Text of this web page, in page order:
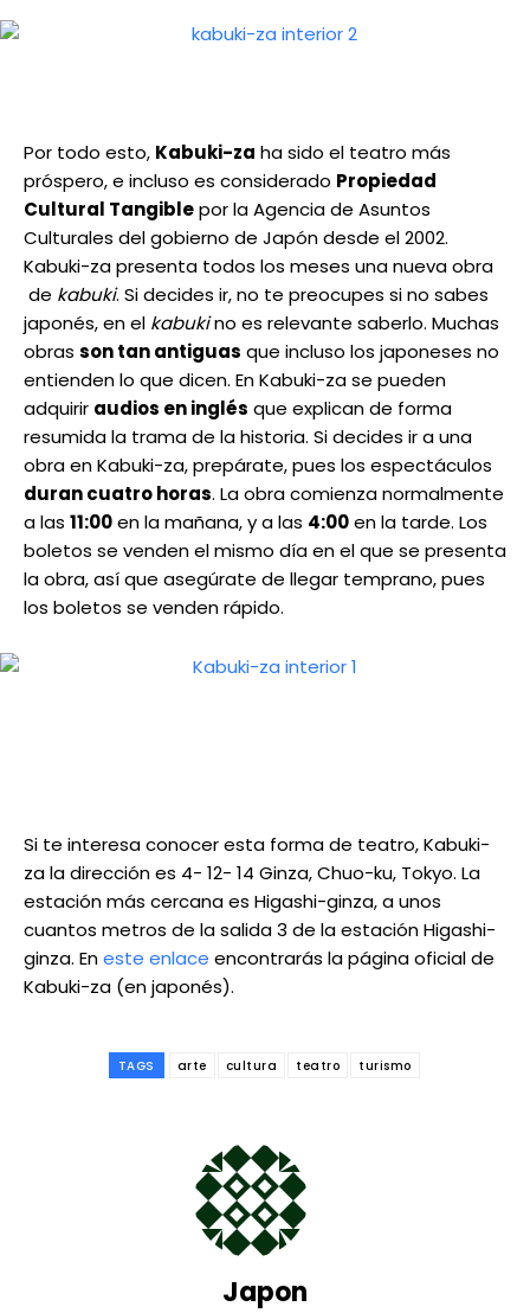
Por todo esto, Kabuki-za ha sido el teatro más
próspero, e incluso es considerado Propiedad
Cultural Tangiblepor la Agencia de Asuntos
Culturales del gobierno de Japón desde el 2002.
Kabuki-za presenta todos los meses una nueva obra
de kabuki. Si decides ir, no te preocupes si no sabes
japonés, en el kabukino es relevante saberlo. Muchas
obras son tan antiguas que incluso los japoneses no
entienden lo que dicen. En Kabuki-za se pueden
adquirir audios en inglés que explican de forma
resumida la trama de la historia. Si decides ir a una
obra enKabuki-za, prepárate, pues los espectáculos
duran cuatro horas. La obra comienza normalmente
a las 11:00en la mañana, y a las 4:00en la tarde. Los
boletos se venden el mismo día en el que se presenta
la obra, así que asegúrate de llegar temprano, pues
los boletos se venden rápido.
Si te interesa conocer esta forma de teatro, Kabuki-
za la dirección es 4- 12- 14 Ginza, Chuo-ku, Tokyo. La
estación más cercana es Higashi-ginza, a unos
cuantos metros de la salida 3 de la estación Higashi-
ginza. Eneste enlace encontrarás la página oficial de
Kabuki-za (en japonés).
TAGS arte cultura teatro turismo
Japon